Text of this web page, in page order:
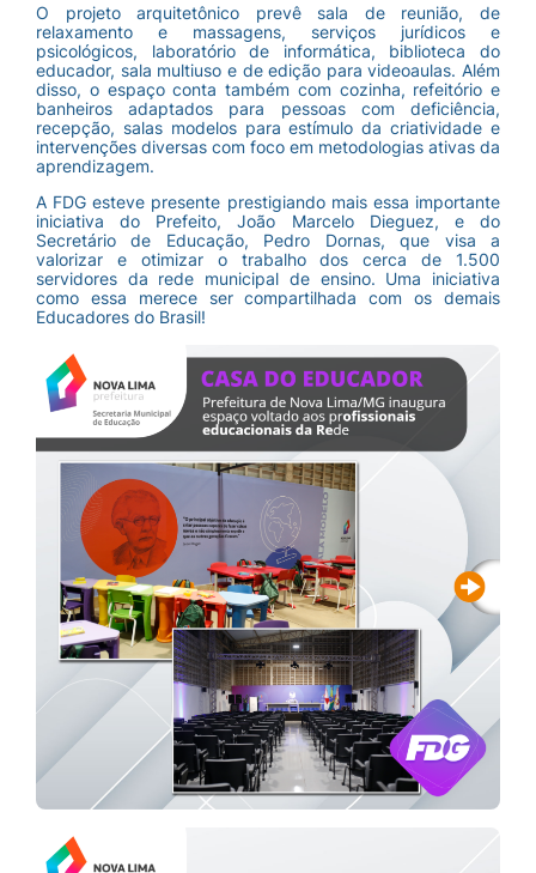
O projeto arquitetônico prevê sala de reunião, de
relaxamento e massagens, serviços jurídicos e
psicológicos, laboratório de informática, biblioteca do
educador, sala multiuso e de edição para videoaulas. Além
disso, o espaço conta também com cozinha, refeitório e
banheiros adaptados para pessoas com deficiência,
recepção, salas modelos para estímulo da criatividade e
intervenções diversas com foco em metodologias ativas da
aprendizagem.
A FDG esteve presente prestigiando mais essa importante
iniciativa do Prefeito, João Marcelo Dieguez, e do
Secretário de Educação, Pedro Dornas, que visa a
valorizar e otimizar o trabalho dos cerca de 1.500
servidores da rede municipal de ensino. Uma iniciativa
como essa merece ser compartilhada com os demais
Educadores do Brasil!